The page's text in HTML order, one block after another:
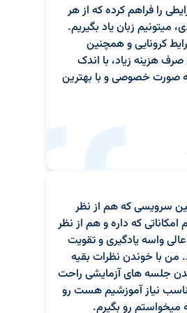
را فراهم کرده که از هر
میتونیم زبان یاد بگیریم.
کرونایی و همچنین
هزینه زیاد، با اندک
صورت خصوصی و با بهترین
سرویسی که هم از نظر
که داره و هم از نظر
واسه یادگیری و تقویت
من با خوندن نظرات بقیه
جلسه های آزمایشی راحت
نیاز آموزشیم هست رو
میخواستم رو بگیرم.